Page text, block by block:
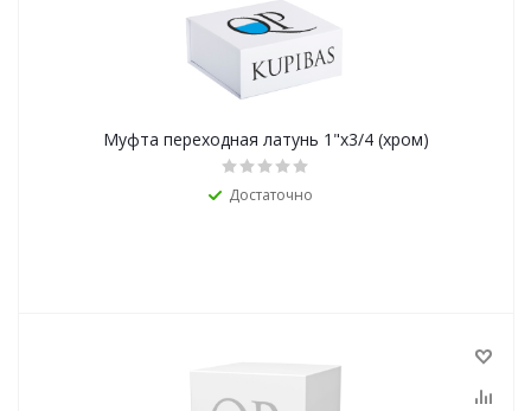
Муфта переходная латунь 1"х3/4 (хром)
Достаточно